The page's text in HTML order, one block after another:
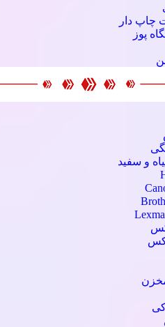
چاپ دار
پوز
و سفید